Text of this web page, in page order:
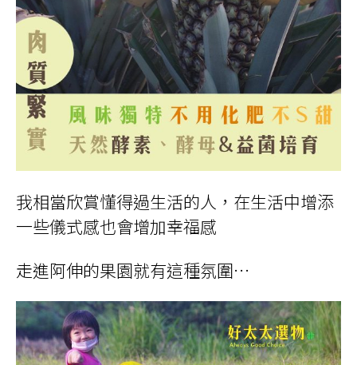
我相當欣賞懂得過生活的人，在生活中增添
一些儀式感也會增加幸福感
走進阿伸的果園就有這種氛圍…